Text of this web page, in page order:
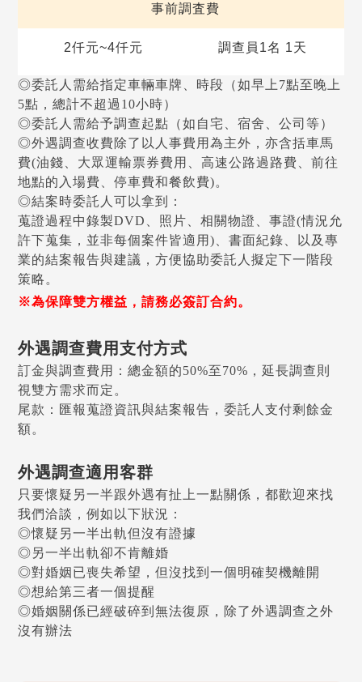
事前調査費
2仟元~4仟元 調查員1名 1天
◎委託人需給指定車輛車牌、時段（如早上7點至晚上
5點，總計不超過10小時）
◎委託人需給予調查起點（如自宅、宿舍、公司等）
◎外遇調查收費除了以人事費用為主外，亦含括車馬
費(油錢、大眾運輸票券費用、高速公路過路費、前往
地點的入場費、停車費和餐飲費)。
◎結案時委託人可以拿到：
蒐證過程中錄製DVD、照片、相關物證、事證(情況允
許下蒐集，並非每個案件皆適用)、書面紀錄、以及專
業的結案報告與建議，方便協助委託人擬定下一階段
策略。
※為保障雙方權益，請務必簽訂合約。
外遇調查費用支付方式
訂金與調查費用：總金額的50%至70%，延長調查則
視雙方需求而定。
尾款：匯報蒐證資訊與結案報告，委託人支付剩餘金
額。
外遇調查適用客群
只要懷疑另一半跟外遇有扯上一點關係，都歡迎來找
我們洽談，例如以下狀況：
◎懷疑另一半出軌但沒有證據
◎另一半出軌卻不肯離婚
◎對婚姻已喪失希望，但沒找到一個明確契機離開
◎想給第三者一個提醒
◎婚姻關係已經破碎到無法復原，除了外遇調查之外
沒有辦法